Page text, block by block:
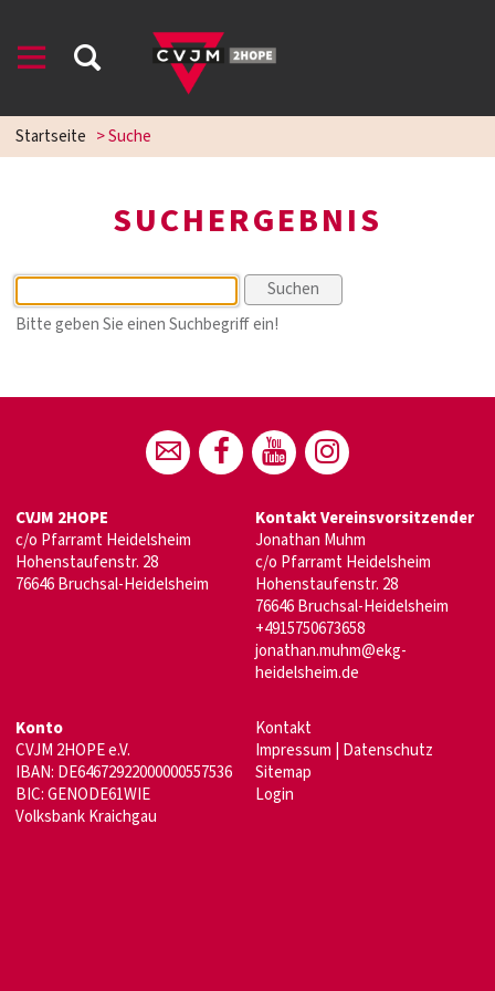
Startseite >Suche
SUCHERGEBNIS
Bitte geben Sie einen Suchbegriff ein!
CVJM 2HOPE
c/o Pfarramt Heidelsheim
Hohenstaufenstr. 28
76646 Bruchsal-Heidelsheim
Kontakt Vereinsvorsitzender
Jonathan Muhm
c/o Pfarramt Heidelsheim
Hohenstaufenstr. 28
76646 Bruchsal-Heidelsheim
+4915750673658
jonathan.muhm@ekg-
heidelsheim.de
Konto
CVJM 2HOPE e.V.
IBAN: DE64672922000000557536
BIC: GENODE61WIE
Volksbank Kraichgau
Kontakt
Impressum Datenschutz
Sitemap
Login